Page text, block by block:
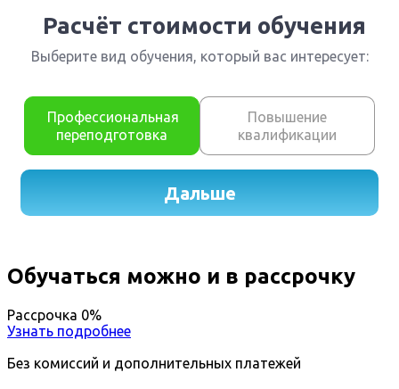
Обучаться можно и в рассрочку
Рассрочка 0%
Узнать подробнее
Без комиссий и дополнительных платежей